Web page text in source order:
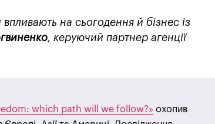
на сьогодення й бізнес із
, керуючий партнер агенції
which path will we follow?» охопив